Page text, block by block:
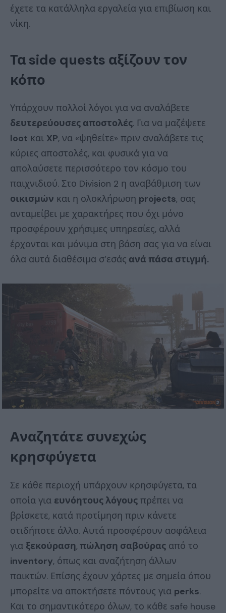
έχετε τα κατάλληλα εργαλεία για επιβίωση και
νίκη.
Τα side quests αξίζουν τον
κόπο
Υπάρχουν πολλοί λόγοι για να αναλάβετε
δευτερεύουσες αποστολές. Για να μαζέψετε
loot και XP, να «ψηθείτε» πριν αναλάβετε τις
κύριες αποστολές, και φυσικά για να
απολαύσετε περισσότερο τον κόσμο του
παιχνιδιού. Στο Division 2 η αναβάθμιση των
οικισμών και η ολοκλήρωση projects, σας
ανταμείβει με χαρακτήρες που όχι μόνο
προσφέρουν χρήσιμες υπηρεσίες, αλλά
έρχονται και μόνιμα στη βάση σας για να είναι
όλα αυτά διαθέσιμα σ’εσάς ανά πάσα στιγμή.
Αναζητάτε συνεχώς
κρησφύγετα
Σε κάθε περιοχή υπάρχουν κρησφύγετα, τα
οποία για ευνόητους λόγους πρέπει να
βρίσκετε, κατά προτίμηση πριν κάνετε
οτιδήποτε άλλο. Αυτά προσφέρουν ασφάλεια
για ξεκούραση,πώληση σαβούρας από το
inventory, όπως και αναζήτηση άλλων
παικτών. Επίσης έχουν χάρτες με σημεία όπου
μπορείτε να αποκτήσετε πόντους για perks.
Και το σημαντικότερο όλων, το κάθε safe house